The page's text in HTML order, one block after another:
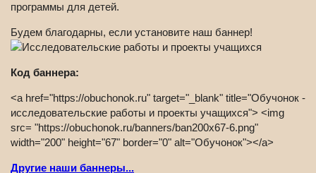
программы для детей.
Будем благодарны, если установите наш баннер!
Код баннера:
<a href="https://obuchonok.ru" target="_blank" title="Обучонок -
исследовательские работы и проекты учащихся"> <img
src= "https://obuchonok.ru/banners/ban200x67-6.png"
width="200" height="67" border="0" alt="Обучонок"></a>
Другие наши баннеры...